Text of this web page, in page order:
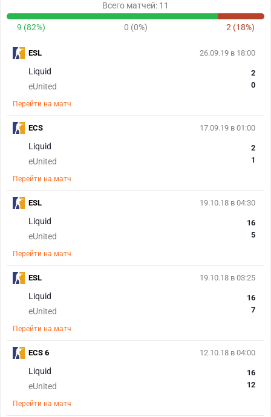
Всего матчей: 11
9 (82%) 0 (0%) 2 (18%)
26.09.19 в 18:00
Liquid
eUnited
2
0
Перейти на матч
ESL
17.09.19 в 01:00
Liquid
eUnited
2
1
Перейти на матч
ECS
19.10.18 в 04:30
Liquid
eUnited
16
5
Перейти на матч
ESL
19.10.18 в 03:25
Liquid
eUnited
16
7
Перейти на матч
ESL
12.10.18 в 04:00
Liquid
eUnited
16
12
Перейти на матч
ECS 6